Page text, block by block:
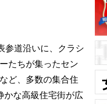
参道沿いに、クラシ
たちが集ったセン
ど、多数の集合住
かな高級住宅街が広